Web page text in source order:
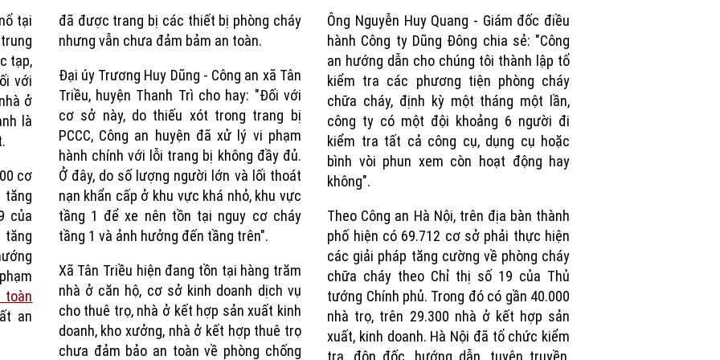
Time
tại
tạp,
với
ở
là
cơ
của
tăng
toàn
an
đã được trang bị các thiết bị phòng cháy
nhưng vẫn chưa đảm bảm an toàn.
Đại úy Trương Huy Dũng - Công an xã Tân
Triều, huyện Thanh Trì cho hay: "Đối với
cơ sở này, do thiếu xót trong trang bị
PCCC, Công an huyện đã xử lý vi phạm
hành chính với lỗi trang bị không đầy đủ.
Ở đây, do số lượng người lớn và lối thoát
nạn khẩn cấp ở khu vực khá nhỏ, khu vực
tầng 1 để xe nên tồn tại nguy cơ cháy
tầng 1 và ảnh hưởng đến tầng trên".
Xã Tân Triều hiện đang tồn tại hàng trăm
nhà ở căn hộ, cơ sở kinh doanh dịch vụ
cho thuê trọ, nhà ở kết hợp sản xuất kinh
doanh, kho xưởng, nhà ở kết hợp thuê trọ
chưa đảm bảo an toàn về phòng chống
Ông Nguyễn Huy Quang - Giám đốc điều
hành Công ty Dũng Đông chia sẻ: "Công
an hướng dẫn cho chúng tôi thành lập tổ
kiểm tra các phương tiện phòng cháy
chữa cháy, định kỳ một tháng một lần,
công ty có một đội khoảng 6 người đi
kiểm tra tất cả công cụ, dụng cụ hoặc
bình vòi phun xem còn hoạt động hay
không".
Theo Công an Hà Nội, trên địa bàn thành
phố hiện có 69.712 cơ sở phải thực hiện
các giải pháp tăng cường về phòng cháy
chữa cháy theo Chỉ thị số 19 của Thủ
tướng Chính phủ. Trong đó có gần 40.000
nhà trọ, trên 29.300 nhà ở kết hợp sản
xuất, kinh doanh. Hà Nội đã tổ chức kiểm
tra, đôn đốc, hướng dẫn, tuyên truyền,